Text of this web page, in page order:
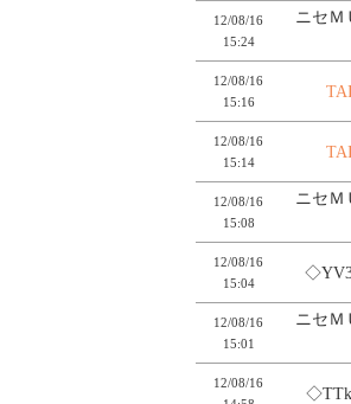
12/08/16
15:24
ニセＭ
12/08/16
15:16
12/08/16
15:14
12/08/16
15:08
ニセＭ
12/08/16
15:04
12/08/16
15:01
ニセＭ
12/08/16